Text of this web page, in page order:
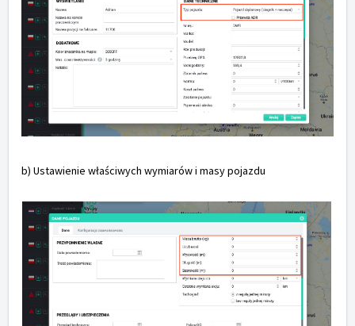
b) Ustawienie właściwych wymiarów i masy pojazdu